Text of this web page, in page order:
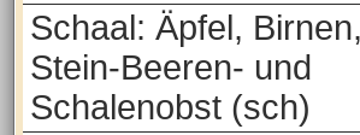
Schaal: Äpfel, Birnen,
Stein-Beeren- und
Schalenobst (sch)